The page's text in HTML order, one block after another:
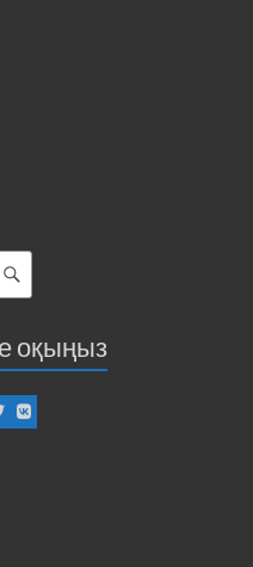
оқыңыз